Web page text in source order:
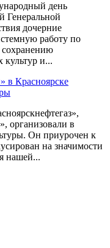
день
Генеральной
дочерние
работу по
культур и...
в Красноярске
организовали в
Он приурочен к
на значимости
нашей...